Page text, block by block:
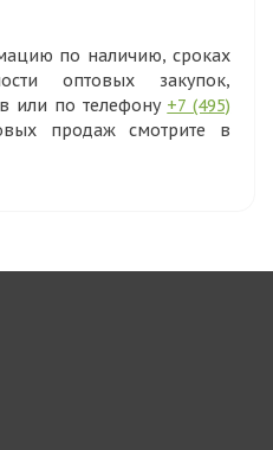
по наличию, сроках
оптовых закупок,
или по телефону +7 (495)
продаж смотрите в